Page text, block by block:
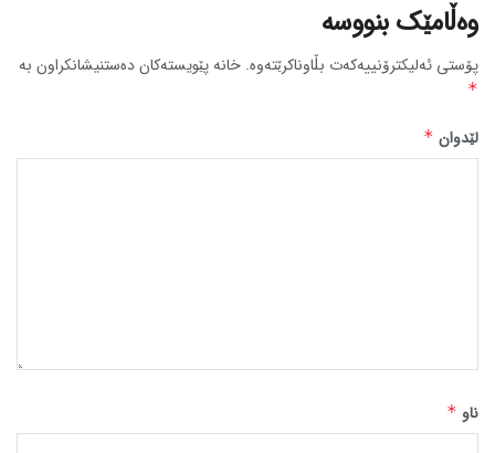
وەڵامێک بنووسە
پۆستی ئەلیکترۆنییەکەت بڵاوناکرێتەوە. خانە پێویستەکان دەستنیشانکراون بە
*
لێدوان *
ناو *